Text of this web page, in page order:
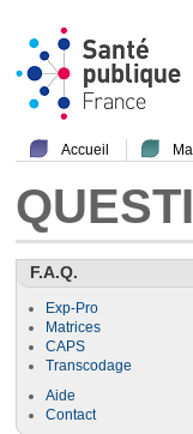
Accueil
F.A.Q.
Exp-Pro
Matrices
CAPS
Transcodage
Aide
Contact